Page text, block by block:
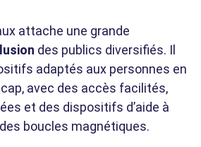
attache une grande
des publics diversifiés. Il
adaptés aux personnes en
avec des accès facilités,
et des dispositifs d’aide à
boucles magnétiques.